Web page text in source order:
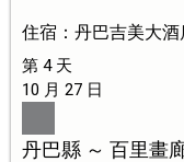
住宿：丹巴吉美大酒
第 4 天
10 月 27 日
丹巴縣 ～ 百里畫